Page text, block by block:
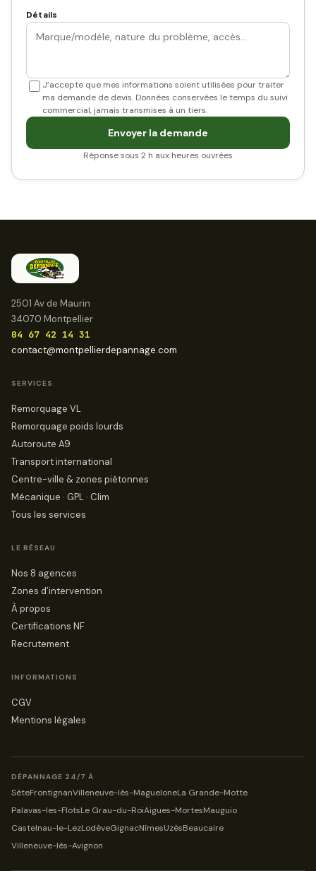
Détails
J’accepte que mes informations soient utilisées pour traiter
ma demande de devis. Données conservées le temps du suivi
commercial, jamais transmises à un tiers.
Envoyer la demande
Réponse sous 2 h aux heures ouvrées
2501 Av de Maurin
34070 Montpellier
04 67 42 14 31
contact@montpellierdepannage.com
SERVICES
Remorquage VL
Remorquage poids lourds
Autoroute A9
Transport international
Centre-ville & zones piétonnes
Mécanique · GPL · Clim
Tous les services
LE RÉSEAU
Nos 8 agences
Zones d’intervention
À propos
Certifications NF
Recrutement
INFORMATIONS
CGV
Mentions légales
DÉPANNAGE 24/7 À
SèteFrontignanVilleneuve-lès-MagueloneLa Grande-Motte
Palavas-les-FlotsLe Grau-du-RoiAigues-MortesMauguio
Castelnau-le-LezLodèveGignacNîmesUzèsBeaucaire
Villeneuve-lès-Avignon